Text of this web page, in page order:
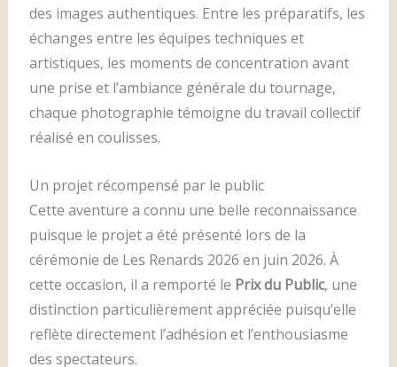
des images authentiques. Entre les préparatifs, les
échanges entre les équipes techniques et
artistiques, les moments de concentration avant
une prise et l’ambiance générale du tournage,
chaque photographie témoigne du travail collectif
réalisé en coulisses.
Un projet récompensé par le public
Cette aventure a connu une belle reconnaissance
puisque le projet a été présenté lors de la
cérémonie de Les Renards 2026 en juin 2026. À
cette occasion, il a remporté le Prix du Public, une
distinction particulièrement appréciée puisqu’elle
reflète directement l’adhésion et l’enthousiasme
des spectateurs.